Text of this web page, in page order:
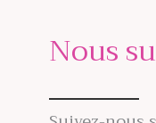
Nous